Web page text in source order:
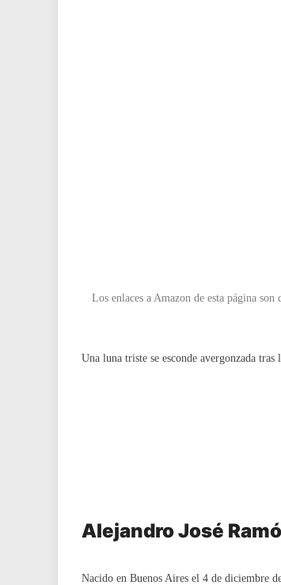
Los enlaces a Amazon de esta página
Una luna triste se esconde avergonzada tras
Alejandro José
Nacido en Buenos Aires el 4 de diciembre